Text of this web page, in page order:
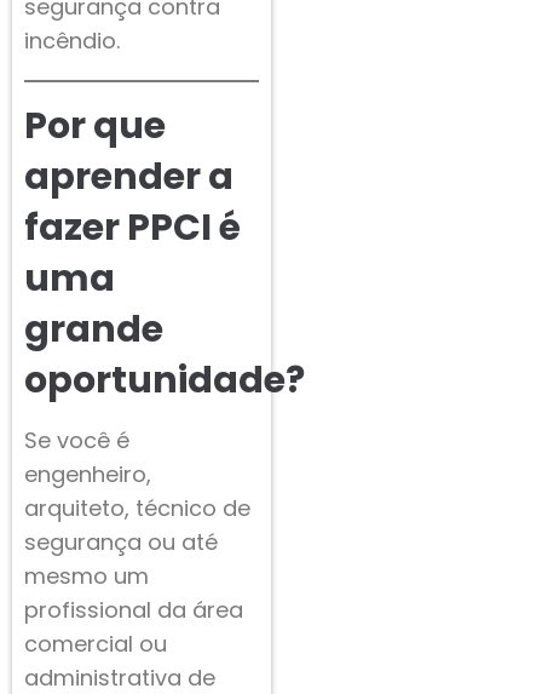
segurança contra
incêndio.
Por que
aprender a
fazer PPCI é
uma
grande
oportunidade?
Se você é
engenheiro,
arquiteto, técnico de
segurança ou até
mesmo um
profissional da área
comercial ou
administrativa de